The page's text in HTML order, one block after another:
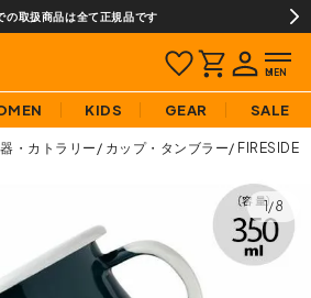
の取扱商品は全て正規品です
KIDS GEAR SALE
・カトラリー カップ・タンブラー FIRESIDE
1/8